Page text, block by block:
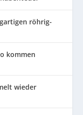
röhrig-
kommen
wieder